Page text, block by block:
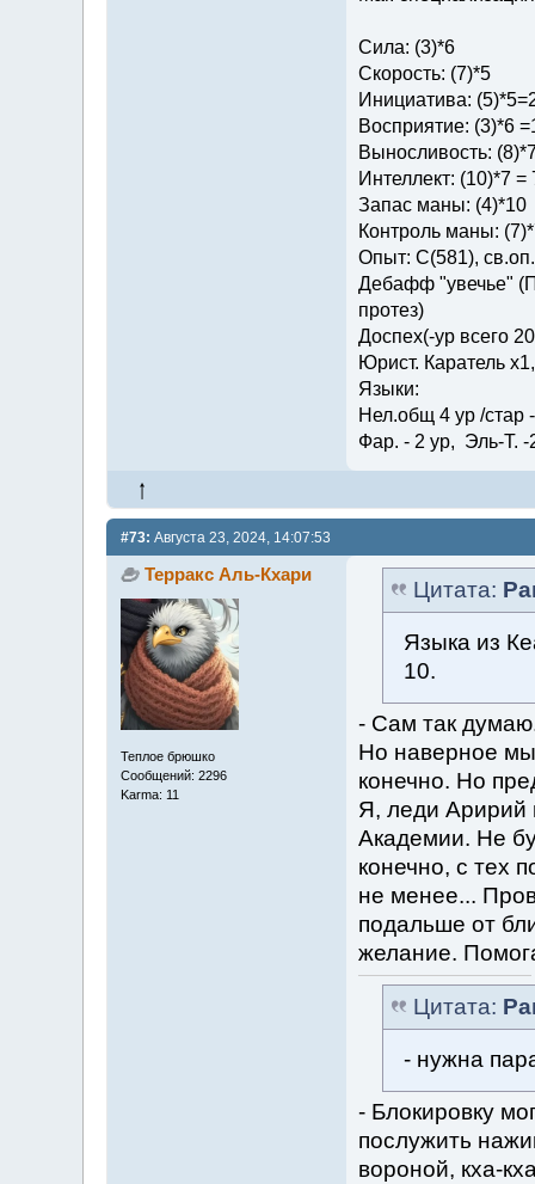
Сила: (3)*6
Скорость: (7)*5
Инициатива:
Восприятие: (3)*6
Выносливость:
Интеллект: (10)*7 =
Запас маны: (4)*10
Контроль маны:
Опыт: C(581),
Дебафф "увечье"
протез)
Доспех(-ур всего
Юрист. Каратель
Языки:
Нел.общ 4 ур /стар
Фар. - 2 ур, Эль-Т. -
#73: Августа 23, 2024, 14:07:53
Терракс Аль-Кхари
Теплое брюшко
Сообщений: 2296
Karma: 11
Цитата:
Языка из
10.
- Сам так
Но наверное мы
конечно. Но
Я, леди Аририй
Академии. Не
конечно, с тех
не менее...
подальше от
желание.
Цитата:
- нужна
- Блокировку
послужить
вороной, кха-